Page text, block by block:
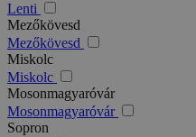
Lenti
Mezőkövesd
Mezőkövesd
Miskolc
Miskolc
Mosonmagyaróvár
Mosonmagyaróvár
Sopron